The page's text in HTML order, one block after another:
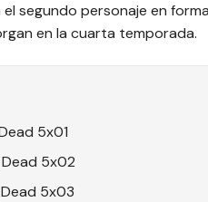
segundo personaje en
en la cuarta temporada.
5x01
5x02
5x03